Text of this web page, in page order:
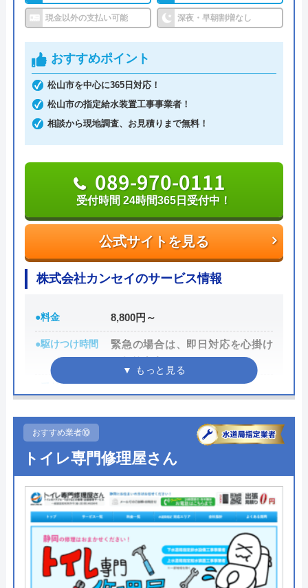
アトム電器チェーン下山手店にエアコンの購
入と施工をお願いしたいと電話したところ、
一見客は取り扱いできないとのこと、ホーム
ページは完全に誇大広告です。
い合わせ受付をしてくれるので、すぐに相談ができ
調整作業のみであれば8,800円～と明朗会計。問い合
わせから見積もりまですべて無料でできるので、ま
ずは電話相談をしてみることをおすすめします。
車はトイレのみならず洗面所やキッチン、お風呂な
どにも対応してくれる水まわりトラブル解決のスペ
シャリストです。
おすすめポイントとしてはこれまでの施工対応実績
は240万件以上と豊富な実績数があり、また最短5分
で業者を手配してくれて最短30分でスピード駆け付
また、取扱いメーカーに関しても幅広いため、水ま
わりトラブルで困った際には頼りになる業者でしょ
もちろん見積もりは無料ですし、出張・キャンセル
についても無料ですので、まずはサイトを覗いてみ
てはいかがでしょうか？
公式サイトを見る
0120-569-365
受付時間 8:00～22:00
現金以外の支払い可能 深夜・早朝割増なし
おすすめポイント
松山市を中心に365日対応！
松山市の指定給水装置工事事業者！
相談から現地調査、お見積りまで無料！
公式サイトを見る
089-970-0111
受付時間 24時間365日受付中！
株式会社カンセイのサービス情報
●料金 8,800円～
●駆けつけ時間
緊急の場合は、即日対応を心掛け
ております。
●受付時間 年中無休で受付対応
年中無休で受付対応
●累計実績
●保証・保険 ―
詳細は公式HPでご確認ください
株式会社カンセイがおすすめの理由
「カンセイ」は、松山市の指定工事店となっている
地域密着型の水道屋さんです。1980年の創業以来、
おすすめ業者⑩
トイレ専門修理屋さん